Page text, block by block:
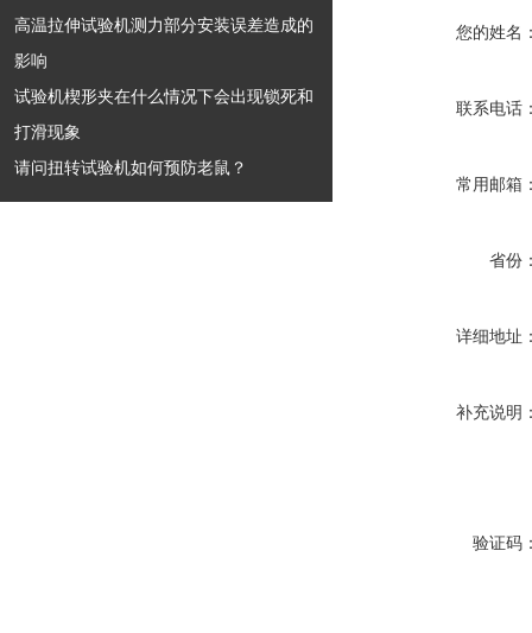
高温拉伸试验机测力部分安装误差造成的
影响
试验机楔形夹在什么情况下会出现锁死和
打滑现象
请问扭转试验机如何预防老鼠？
您的姓名
联系电话
常用邮箱
省份
详细地址
补充说明
验证码